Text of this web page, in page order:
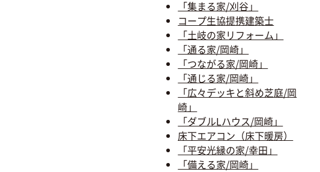
「集まる家/刈谷」
コープ生協提携建築士
「土岐の家リフォーム」
「通る家/岡崎」
「つながる家/岡崎」
「通じる家/岡崎」
「広々デッキと斜め芝庭/岡
崎」
「ダブルLハウス/岡崎」
床下エアコン（床下暖房）
「平安光縁の家/幸田」
「備える家/岡崎」